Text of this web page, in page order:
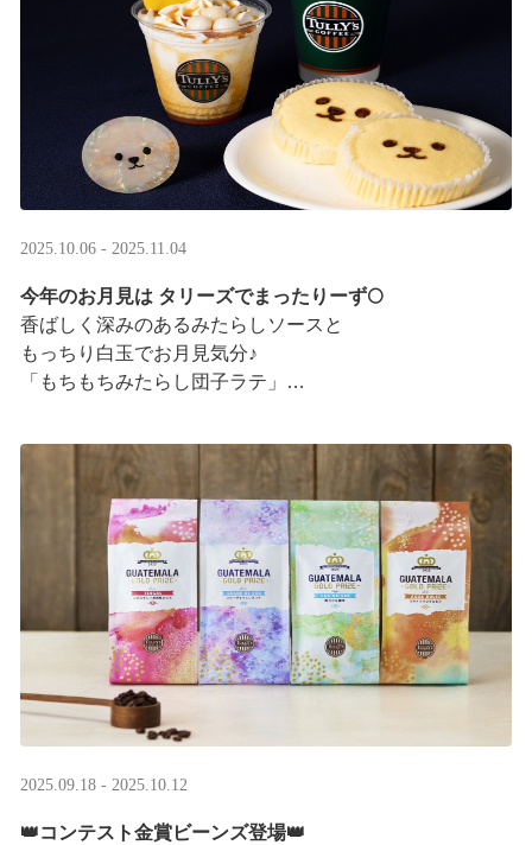
2025.10.06 - 2025.11.04
今年のお月見は タリーズでまったりーず🌕
香ばしく深みのあるみたらしソースと
もっちり白玉でお月見気分♪
「もちもちみたらし団子ラテ」
お月様をモチーフにした
まんまるベアフルも皆様のご来店をお待ちしていま ···
2025.09.18 - 2025.10.12
👑コンテスト金賞ビーンズ登場👑